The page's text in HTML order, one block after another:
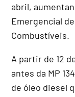
abril,
Emergencial
Combustíveis.
A partir de 12
antes da MP
de óleo diesel